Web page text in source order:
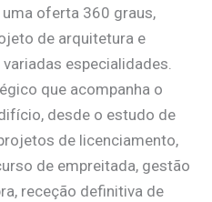
oferta 360 graus,
de arquitetura e
especialidades.
que acompanha o
desde o estudo de
de licenciamento,
de empreitada, gestão
receção definitiva de